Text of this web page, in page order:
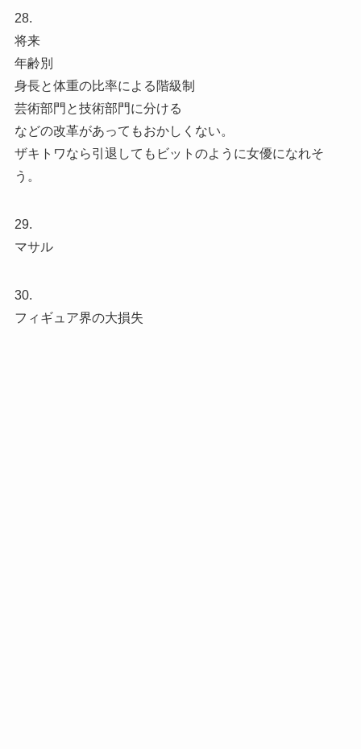
28.
将来
年齢別
身長と体重の比率による階級制
芸術部門と技術部門に分ける
などの改革があってもおかしくない。
ザキトワなら引退してもビットのように女優になれそ
う。
29.
マサル
30.
フィギュア界の大損失